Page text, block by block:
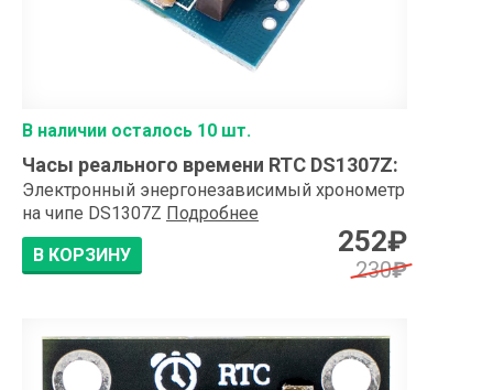
В наличии осталось 10 шт.
Часы реального времени RTC DS1307Z:
Электронный энергонезависимый хронометр
на чипе DS1307Z Подробнее
В КОРЗИНУ
252₽
230₽